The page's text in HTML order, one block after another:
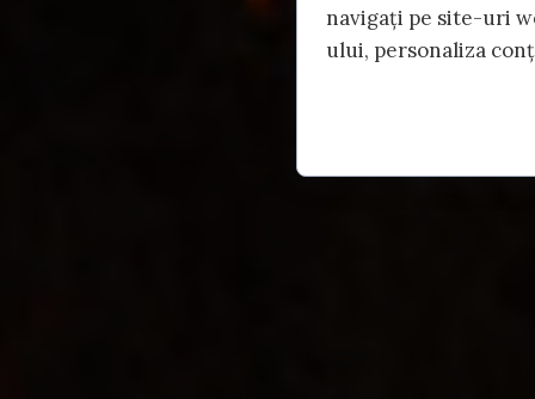
navigați pe site-uri
ului, personaliza